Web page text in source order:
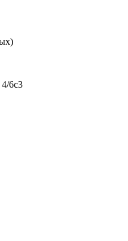
6с3